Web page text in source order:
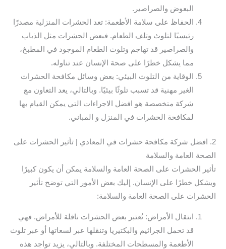
البعوض والصراصير.
الحفاظ على سلامة الأطعمة: تعد الحشرات المنزلية مصدرًا
رئيسيًا لتلوث وتلف الطعام. فبعض الحشرات مثل الذباب
والصراصير قد تهاجم وتلوث الطعام الموجود في المطبخ،
مما يشكل خطرًا على صحة الإنسان عند تناوله.
الوقاية من التلوث البيئي: بعض وسائل مكافحة الحشرات
الغير مهنية قد تسبب تلوثًا بيئيًا. وبالتالي، يعد التعاون مع
شركة متخصصة هو افضل الاجراءات التي يمكن القيام بها
لمكافحة الحشرات في المنزل و المباني.
2. افضل شركة مكافحة حشرات في المعادي | تأثير الحشرات على
الصحة العامة والسلامة
تأثير الحشرات على الصحة العامة والسلامة يمكن أن يكون كبيرًا
ويشكل خطرًا على الإنسان. إليك بعض الأمور التي توضح تأثير
الحشرات على الصحة العامة والسلامة:
انتقال الأمراض: تُعتبر بعض الحشرات ناقلة للأمراض. فهي
قد تحمل الجراثيم والبكتيريا وتنقلها عبر لسعاتها أو عبر تلوث
الأطعمة والمسطحات المختلفة. وبالتالي، يزيد تواجد هذه